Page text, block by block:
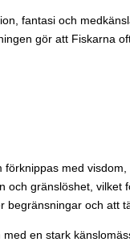
fantasi och
gör att Fiskarna
förknippas med visdom,
gränslöshet,
och att
en stark